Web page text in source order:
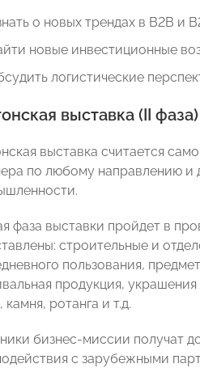
о новых трендах в B2B и
новые инвестиционные
логистические
выставка (II фаза)
выставка считается
по любому направлению и
фаза выставки пройдет в
строительные и
пользования,
продукция,
камня, ротанга и т.д.
бизнес-миссии получат
с зарубежными